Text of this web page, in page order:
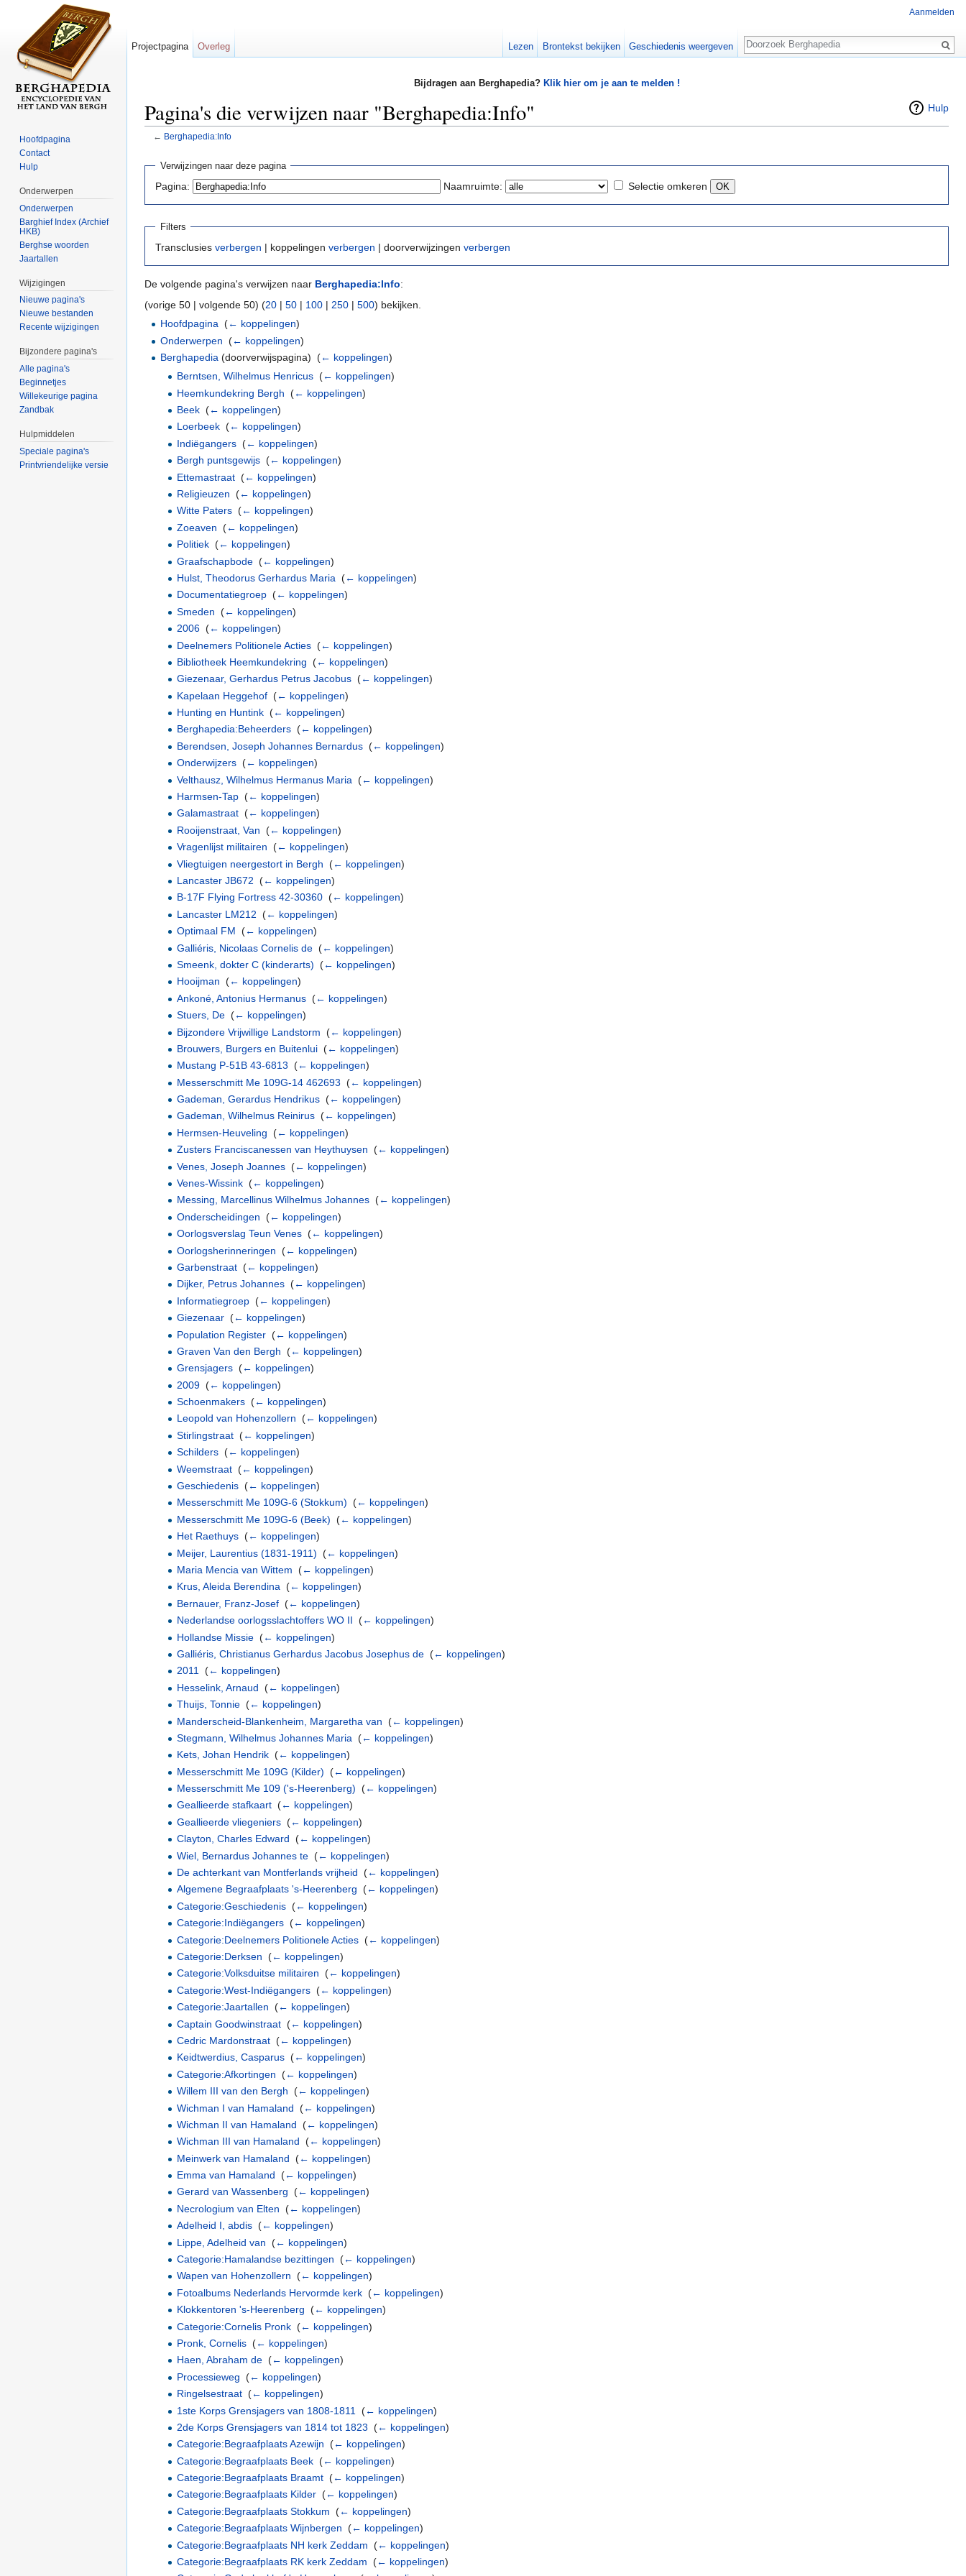
Bijdragen aan Berghapedia? Klik hier om je aan te melden !
Hulp
Pagina's die verwijzen naar "Berghapedia:Info"
← Berghapedia:Info
Verwijzingen naar deze pagina
Pagina: Naamruimte: Selectie omkeren
Filters
Transclusies verbergen | koppelingen verbergen | doorverwijzingen verbergen
De volgende pagina's verwijzen naar Berghapedia:Info:
(vorige 50 | volgende 50) (20 | 50 | 100 | 250 | 500) bekijken.
Hoofdpagina ‎(← koppelingen)
Onderwerpen ‎(← koppelingen)
Berghapedia (doorverwijspagina) ‎(← koppelingen)
Berntsen, Wilhelmus Henricus‎ (← koppelingen)
Heemkundekring Bergh (← koppelingen)
Beek‎ (← koppelingen)
Loerbeek‎ (← koppelingen)
Indiëgangers‎ (← koppelingen)
Bergh puntsgewijs‎ (← koppelingen)
Ettemastraat‎ (← koppelingen)
Religieuzen (← koppelingen)
Witte Paters‎ (← koppelingen)
Zoeaven (← koppelingen)
Politiek‎ (← koppelingen)
Graafschapbode‎ (← koppelingen)
Hulst, Theodorus Gerhardus Maria (← koppelingen)
Documentatiegroep‎ (← koppelingen)
Smeden (← koppelingen)
2006‎ (← koppelingen)
Deelnemers Politionele Acties‎ (← koppelingen)
Bibliotheek Heemkundekring (← koppelingen)
Giezenaar, Gerhardus Petrus Jacobus‎ (← koppelingen)
Kapelaan Heggehof‎ (← koppelingen)
Hunting en Huntink‎ (← koppelingen)
Berghapedia:Beheerders‎ (← koppelingen)
Berendsen, Joseph Johannes Bernardus‎ (← koppelingen)
Onderwijzers‎ (← koppelingen)
Velthausz, Wilhelmus Hermanus Maria (← koppelingen)
Harmsen-Tap‎ (← koppelingen)
Galamastraat‎ (← koppelingen)
Rooijenstraat, Van (← koppelingen)
Vragenlijst militairen (← koppelingen)
Vliegtuigen neergestort in Bergh (← koppelingen)
Lancaster JB672 (← koppelingen)
B-17F Flying Fortress 42-30360‎ (← koppelingen)
Lancaster LM212 (← koppelingen)
Optimaal FM (← koppelingen)
Galliéris, Nicolaas Cornelis de‎ (← koppelingen)
Smeenk, dokter C (kinderarts) (← koppelingen)
Hooijman (← koppelingen)
Ankoné, Antonius Hermanus‎ (← koppelingen)
Stuers, De‎ (← koppelingen)
Bijzondere Vrijwillige Landstorm (← koppelingen)
Brouwers, Burgers en Buitenlui‎ (← koppelingen)
Mustang P-51B 43-6813 (← koppelingen)
Messerschmitt Me 109G-14 462693 (← koppelingen)
Gademan, Gerardus Hendrikus‎ (← koppelingen)
Gademan, Wilhelmus Reinirus‎ (← koppelingen)
Hermsen-Heuveling (← koppelingen)
Zusters Franciscanessen van Heythuysen (← koppelingen)
Venes, Joseph Joannes‎ (← koppelingen)
Venes-Wissink‎ (← koppelingen)
Messing, Marcellinus Wilhelmus Johannes‎ (← koppelingen)
Onderscheidingen (← koppelingen)
Oorlogsverslag Teun Venes‎ (← koppelingen)
Oorlogsherinneringen (← koppelingen)
Garbenstraat‎ (← koppelingen)
Dijker, Petrus Johannes‎ (← koppelingen)
Informatiegroep‎ (← koppelingen)
Giezenaar‎ (← koppelingen)
Population Register‎ (← koppelingen)
Graven Van den Bergh (← koppelingen)
Grensjagers‎ (← koppelingen)
2009‎ (← koppelingen)
Schoenmakers‎ (← koppelingen)
Leopold van Hohenzollern (← koppelingen)
Stirlingstraat‎ (← koppelingen)
Schilders‎ (← koppelingen)
Weemstraat‎ (← koppelingen)
Geschiedenis‎ (← koppelingen)
Messerschmitt Me 109G-6 (Stokkum) (← koppelingen)
Messerschmitt Me 109G-6 (Beek) (← koppelingen)
Het Raethuys‎ (← koppelingen)
Meijer, Laurentius (1831-1911) (← koppelingen)
Maria Mencia van Wittem (← koppelingen)
Krus, Aleida Berendina‎ (← koppelingen)
Bernauer, Franz-Josef‎ (← koppelingen)
Nederlandse oorlogsslachtoffers WO II (← koppelingen)
Hollandse Missie‎ (← koppelingen)
Galliéris, Christianus Gerhardus Jacobus Josephus de‎ (← koppelingen)
2011‎ (← koppelingen)
Hesselink, Arnaud (← koppelingen)
Thuijs, Tonnie‎ (← koppelingen)
Manderscheid-Blankenheim, Margaretha van (← koppelingen)
Stegmann, Wilhelmus Johannes Maria (← koppelingen)
Kets, Johan Hendrik‎ (← koppelingen)
Messerschmitt Me 109G (Kilder) (← koppelingen)
Messerschmitt Me 109 ('s-Heerenberg) (← koppelingen)
Geallieerde stafkaart‎ (← koppelingen)
Geallieerde vliegeniers‎ (← koppelingen)
Clayton, Charles Edward (← koppelingen)
Wiel, Bernardus Johannes te‎ (← koppelingen)
De achterkant van Montferlands vrijheid (← koppelingen)
Algemene Begraafplaats 's-Heerenberg (← koppelingen)
Categorie:Geschiedenis‎ (← koppelingen)
Categorie:Indiëgangers‎ (← koppelingen)
Categorie:Deelnemers Politionele Acties‎ (← koppelingen)
Categorie:Derksen (← koppelingen)
Categorie:Volksduitse militairen (← koppelingen)
Categorie:West-Indiëgangers‎ (← koppelingen)
Categorie:Jaartallen (← koppelingen)
Captain Goodwinstraat‎ (← koppelingen)
Cedric Mardonstraat‎ (← koppelingen)
Keidtwerdius, Casparus‎ (← koppelingen)
Categorie:Afkortingen (← koppelingen)
Willem III van den Bergh (← koppelingen)
Wichman I van Hamaland (← koppelingen)
Wichman II van Hamaland (← koppelingen)
Wichman III van Hamaland (← koppelingen)
Meinwerk van Hamaland (← koppelingen)
Emma van Hamaland (← koppelingen)
Gerard van Wassenberg (← koppelingen)
Necrologium van Elten (← koppelingen)
Adelheid I, abdis‎ (← koppelingen)
Lippe, Adelheid van (← koppelingen)
Categorie:Hamalandse bezittingen (← koppelingen)
Wapen van Hohenzollern (← koppelingen)
Fotoalbums Nederlands Hervormde kerk‎ (← koppelingen)
Klokkentoren 's-Heerenberg (← koppelingen)
Categorie:Cornelis Pronk‎ (← koppelingen)
Pronk, Cornelis‎ (← koppelingen)
Haen, Abraham de‎ (← koppelingen)
Processieweg (← koppelingen)
Ringelsestraat‎ (← koppelingen)
1ste Korps Grensjagers van 1808-1811
(← koppelingen)
2de Korps Grensjagers van 1814 tot 1823 (← koppelingen)
Categorie:Begraafplaats Azewijn (← koppelingen)
Categorie:Begraafplaats Beek‎ (← koppelingen)
Categorie:Begraafplaats Braamt‎ (← koppelingen)
Categorie:Begraafplaats Kilder‎ (← koppelingen)
Categorie:Begraafplaats Stokkum (← koppelingen)
Categorie:Begraafplaats Wijnbergen (← koppelingen)
Categorie:Begraafplaats NH kerk Zeddam (← koppelingen)
Categorie:Begraafplaats RK kerk Zeddam (← koppelingen)
Aanmelden
Projectpagina Overleg Lezen Brontekst bekijken Geschiedenis weergeven
Zoeken
Hoofdpagina
Contact
Hulp
Onderwerpen
Onderwerpen
Barghief Index (Archief
HKB)
Berghse woorden
Jaartallen
Wijzigingen
Nieuwe pagina's
Nieuwe bestanden
Recente wijzigingen
Bijzondere pagina's
Alle pagina's
Beginnetjes
Willekeurige pagina
Zandbak
Hulpmiddelen
Speciale pagina's
Printvriendelijke versie